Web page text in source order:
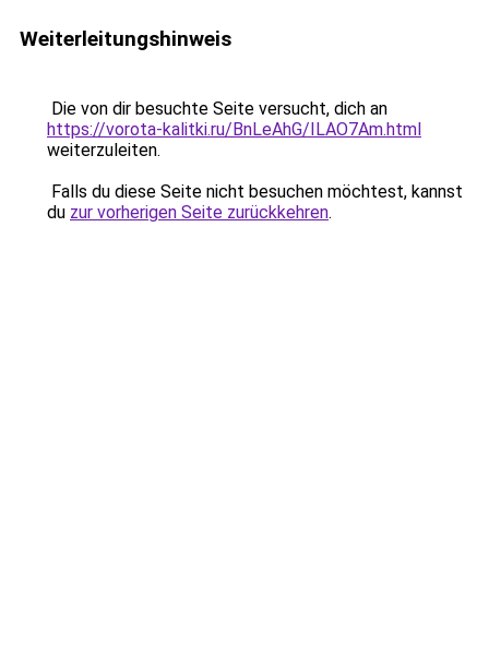
Weiterleitungshinweis
Die von dir besuchte Seite versucht, dich an
https://vorota-kalitki.ru/BnLeAhG/ILAO7Am.html
weiterzuleiten.
Falls du diese Seite nicht besuchen möchtest, kannst
du zur vorherigen Seite zurückkehren.